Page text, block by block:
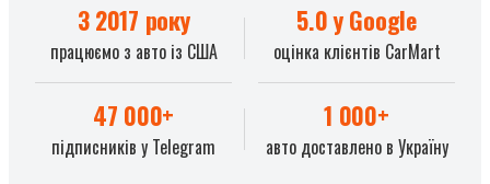
З 2017 року
працюємо з авто із США
5.0 у Google
оцінка клієнтів CarMart
47 000+
підписників у Telegram
1 000+
авто доставлено в Україну